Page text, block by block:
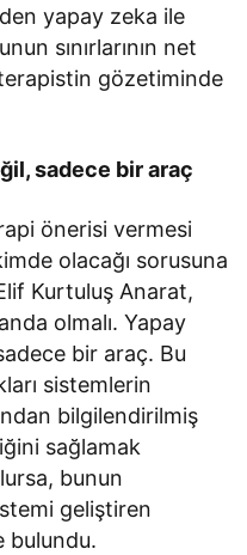
yapay zeka ile
sınırlarının net
gözetiminde
sadece bir araç
önerisi vermesi
olacağı sorusuna
Kurtuluş Anarat,
olmalı. Yapay
bir araç. Bu
sistemlerin
bilgilendirilmiş
sağlamak
bunun
geliştiren
bulundu.